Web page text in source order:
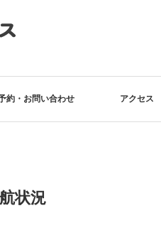
約・お問い合わせ アクセス
状況